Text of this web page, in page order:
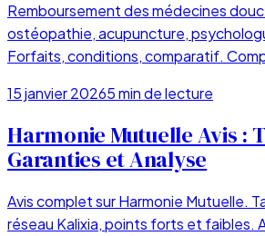
Remboursement des médecines
ostéopathie, acupuncture,
Forfaits, conditions, comparatif.
15 janvier 20265min de lecture
Harmonie Mutuelle Avis :
Garanties et Analyse
Avis complet sur Harmonie Mutuelle.
réseau Kalixia, points forts et faibles.